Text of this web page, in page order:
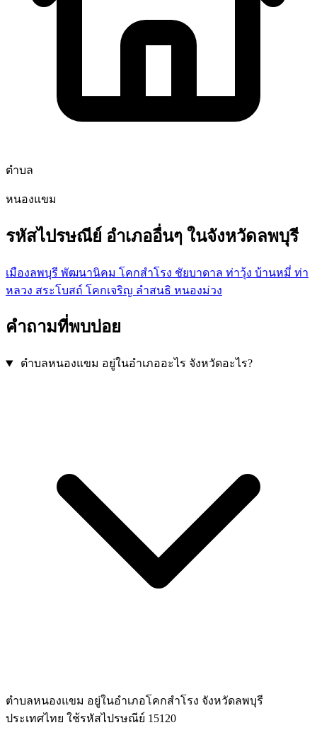
ตำบล
หนองแขม
รหัสไปรษณีย์ อำเภออื่นๆ ในจังหวัดลพบุรี
เมืองลพบุรี พัฒนานิคม โคกสำโรง ชัยบาดาล ท่าวุ้ง บ้านหมี่ ท่า
หลวง สระโบสถ์ โคกเจริญ ลำสนธิ หนองม่วง
คำถามที่พบบ่อย
ตำบลหนองแขม อยู่ในอำเภออะไร จังหวัดอะไร?
ตำบลหนองแขม อยู่ในอำเภอโคกสำโรง จังหวัดลพบุรี
ประเทศไทย ใช้รหัสไปรษณีย์ 15120